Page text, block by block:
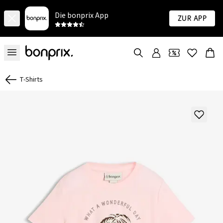
Die bonprix App Zur App
T-Shirts